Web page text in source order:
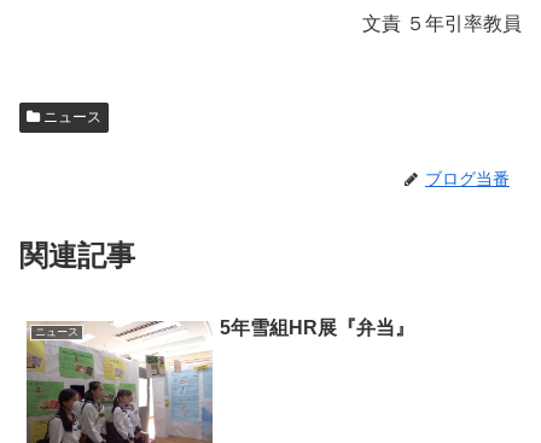
文責 ５年引率教員
ニュース
ブログ当番
関連記事
ニュース 5年雪組HR展『弁当』